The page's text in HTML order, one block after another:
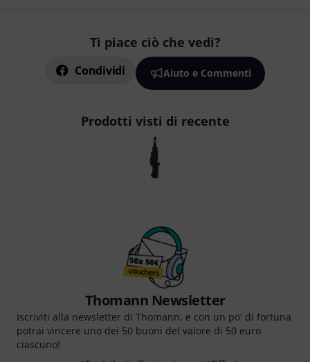
Ti piace ciò che vedi?
Condividi Aiuto e Commenti
Prodotti visti di recente
Thomann Newsletter
Iscriviti alla newsletter di Thomann, e con un po' di fortuna
potrai vincere uno dei 50 buoni del valore di 50 euro
ciascuno!